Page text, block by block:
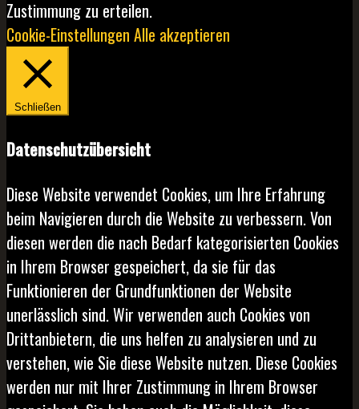
Zustimmung zu erteilen.
Cookie-Einstellungen Alle akzeptieren
Schließen
Datenschutzübersicht
Diese Website verwendet Cookies, um Ihre Erfahrung
beim Navigieren durch die Website zu verbessern. Von
diesen werden die nach Bedarf kategorisierten Cookies
in Ihrem Browser gespeichert, da sie für das
Funktionieren der Grundfunktionen der Website
unerlässlich sind. Wir verwenden auch Cookies von
Drittanbietern, die uns helfen zu analysieren und zu
verstehen, wie Sie diese Website nutzen. Diese Cookies
werden nur mit Ihrer Zustimmung in Ihrem Browser